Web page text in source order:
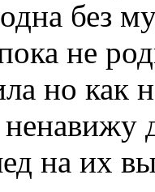
без
не
но как
на их